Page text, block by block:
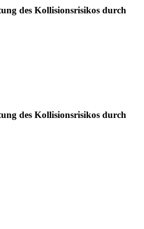
des Kollisionsrisikos durch
des Kollisionsrisikos durch